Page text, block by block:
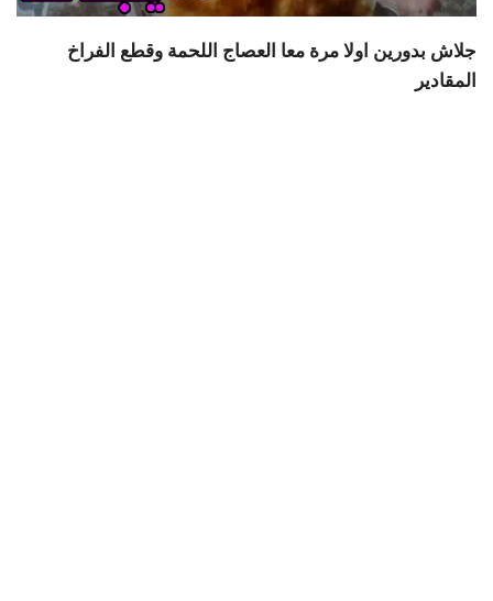
جلاش بدورين اولا مرة معا العصاج اللحمة وقطع الفراخ
المقادير